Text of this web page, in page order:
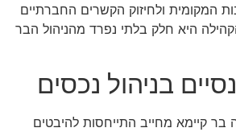
המקומית ולחיזוק הקשרים החברתיים
היא חלק בלתי נפרד מהניהול הבר
בניהול נכסים
בר קיימא מחייב התייחסות להיבטים